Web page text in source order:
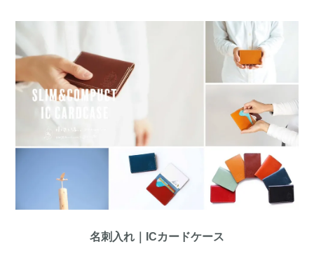
名刺入れ｜ICカードケース